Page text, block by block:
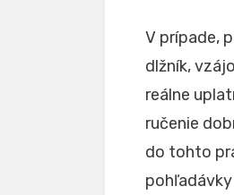
V prípade,
dlžník,
reálne
ručenie
do tohto